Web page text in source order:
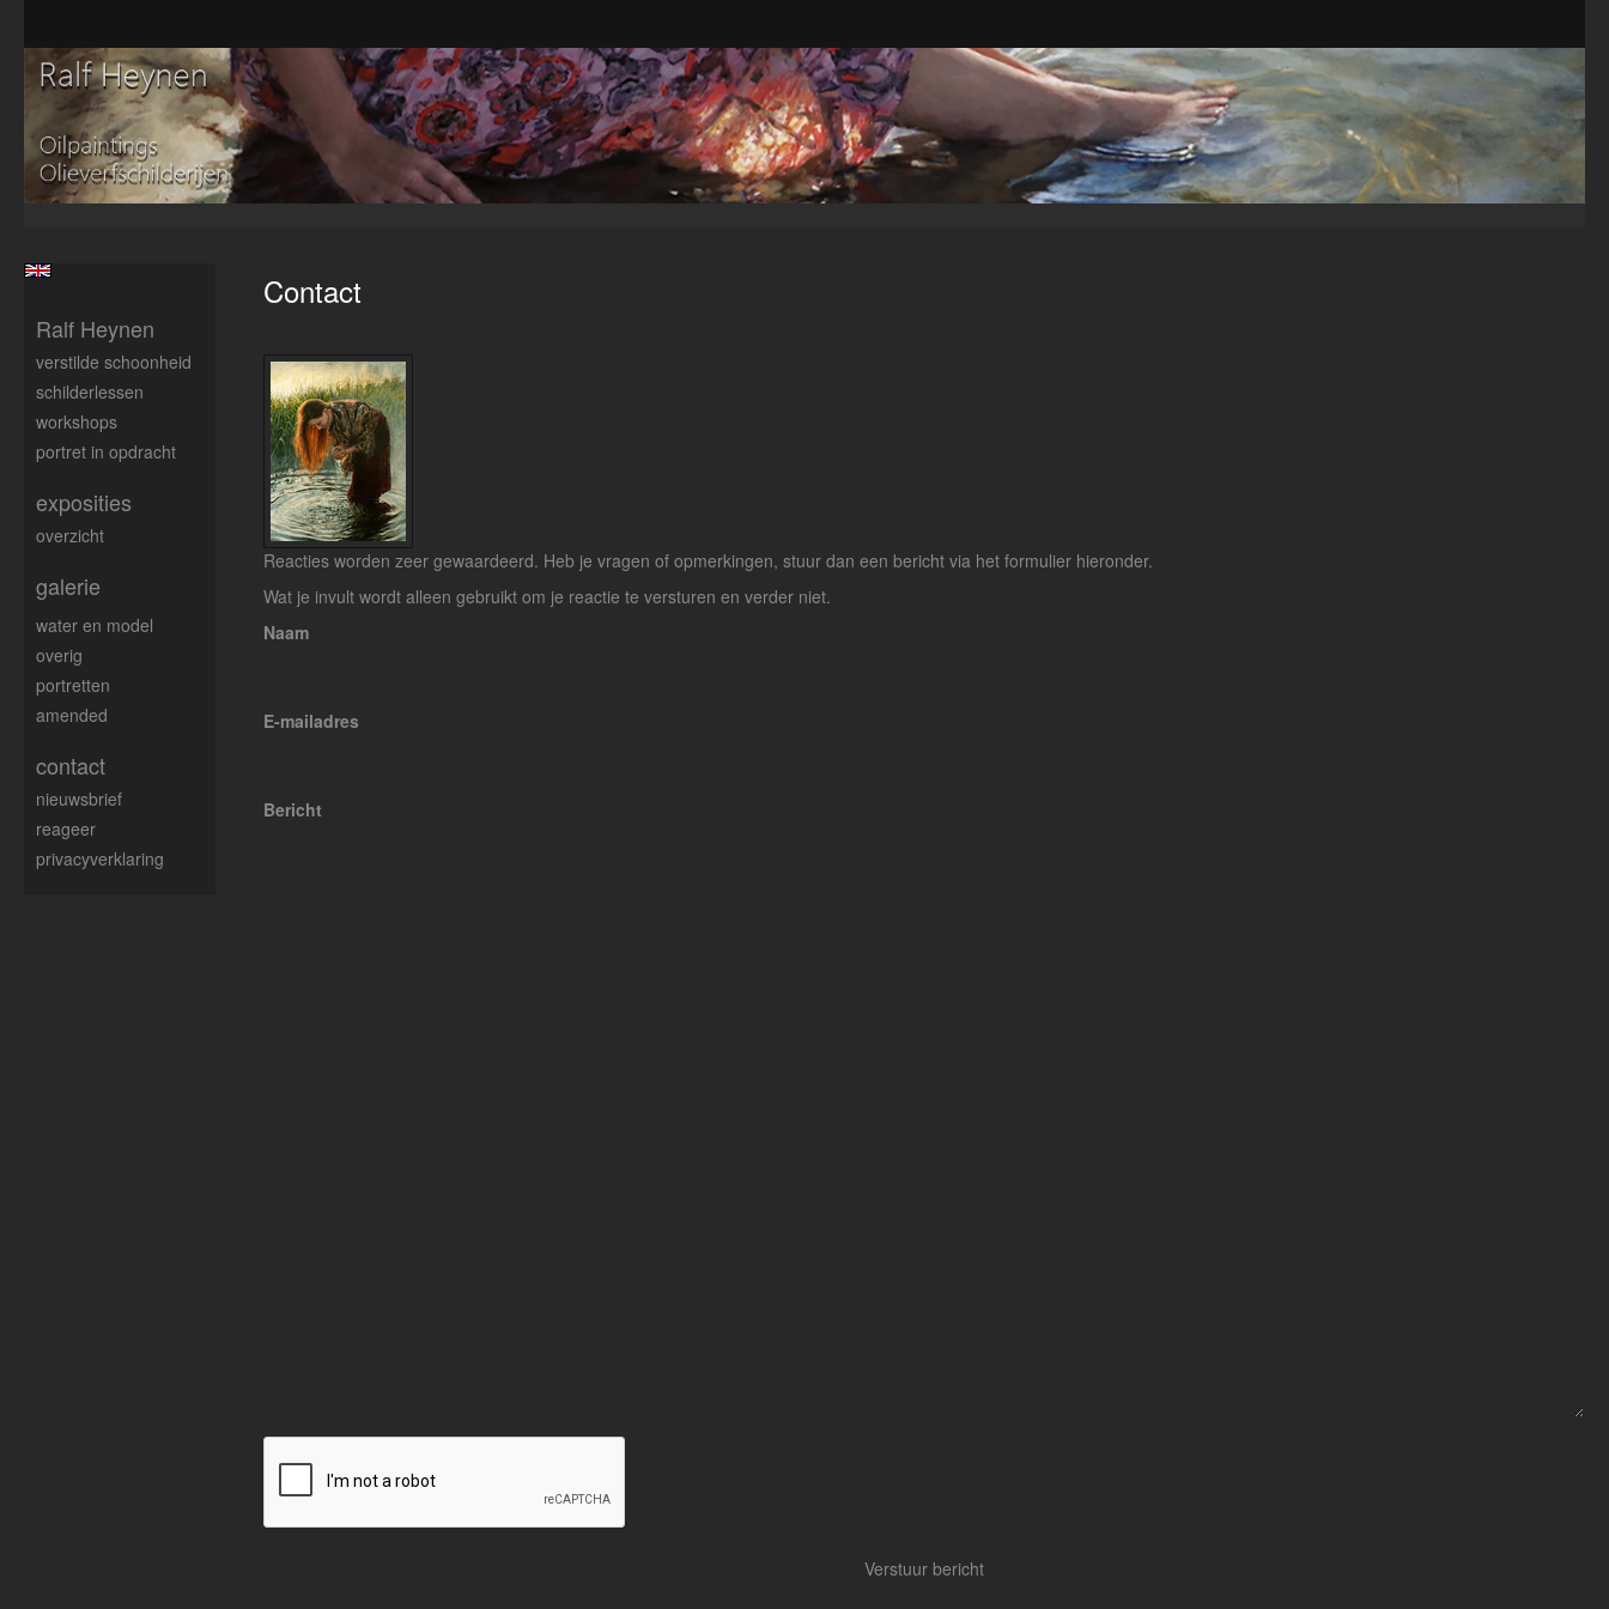
Contact
Reacties worden zeer gewaardeerd. Heb je vragen of opmerkingen, stuur dan een bericht via het formulier hieronder.
Wat je invult wordt alleen gebruikt om je reactie te versturen en verder niet.
Naam
E-mailadres
Bericht
Ralf Heynen
verstilde schoonheid
schilderlessen
workshops
portret in opdracht
exposities
overzicht
galerie
water en model
overig
portretten
amended
contact
nieuwsbrief
reageer
privacyverklaring